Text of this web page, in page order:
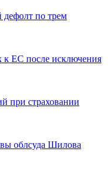
дефолт по трем
к ЕС после исключения
при страховании
облсуда Шилова